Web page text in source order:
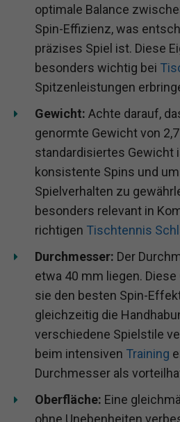
optimale Balance
Spin-Effizienz, was
präzises Spiel ist. Diese
besonders wichtig bei
Spitzenleistungen
Gewicht: Achte darauf,
genormte Gewicht von
standardisiertes Gewicht
konsistente Spins und
Spielverhalten zu
besonders relevant in
richtigen Tischtennis
Durchmesser: Der
etwa 40 mm liegen. Diese
sie den besten Spin-
gleichzeitig die
verschiedene Spielstile
beim intensiven Training
Durchmesser als
Oberfläche: Eine
ohne Unebenheiten